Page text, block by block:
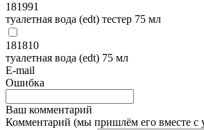
181991
туалетная вода (edt) тестер 75 мл
181810
туалетная вода (edt) 75 мл
E-mail
Ошибка
Ваш комментарий
Комментарий (мы пришлём его вместе с